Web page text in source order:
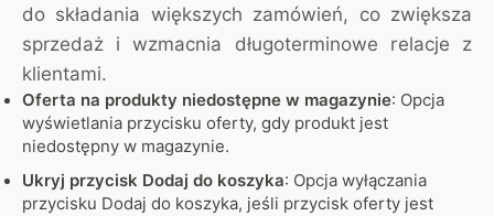
do składania większych zamówień, co zwiększa
sprzedaż i wzmacnia długoterminowe relacje z
klientami.
Oferta na produkty niedostępne w magazynie: Opcja
wyświetlania przycisku oferty, gdy produkt jest
niedostępny w magazynie.
Ukryj przycisk Dodaj do koszyka: Opcja wyłączania
przycisku Dodaj do koszyka, jeśli przycisk oferty jest